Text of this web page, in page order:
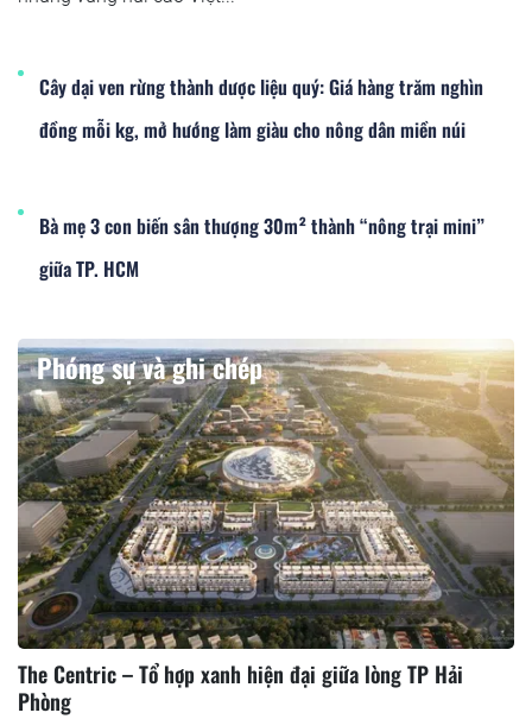
Cây dại ven rừng thành dược liệu quý: Giá hàng trăm nghìn
đồng mỗi kg, mở hướng làm giàu cho nông dân miền núi
Bà mẹ 3 con biến sân thượng 30m² thành “nông trại mini”
giữa TP. HCM
Phóng sự và ghi chép
The Centric – Tổ hợp xanh hiện đại giữa lòng TP Hải
Phòng